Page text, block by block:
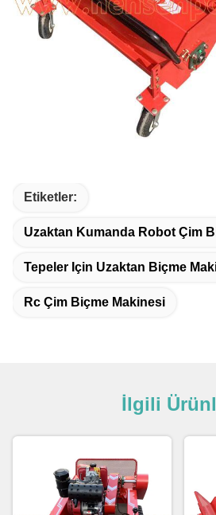
Etiketler:
Uzaktan Kumanda Robot Çim
Tepeler Için Uzaktan Biçme
Rc Çim Biçme Makinesi
İlgili